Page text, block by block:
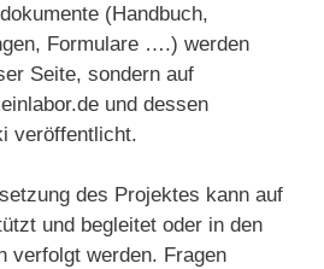
(Handbuch,
Formulare ….) werden
Seite, sondern auf
und dessen
veröffentlicht.
des Projektes kann auf
und begleitet oder in den
verfolgt werden. Fragen